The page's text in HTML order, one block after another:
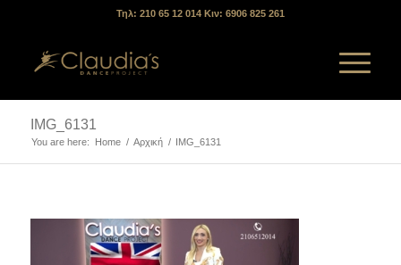
Τηλ: 210 65 12 014 Κιν: 6906 825 261
IMG_6131
You are here: Home / Αρχική / IMG_6131